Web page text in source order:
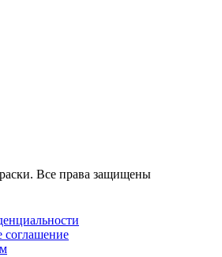
Все права защищены
соглашение